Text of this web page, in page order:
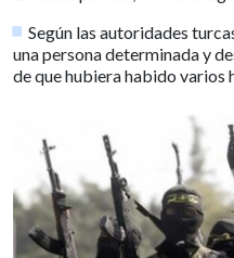
Según las autoridades
una persona determinada y
de que hubiera habido varios